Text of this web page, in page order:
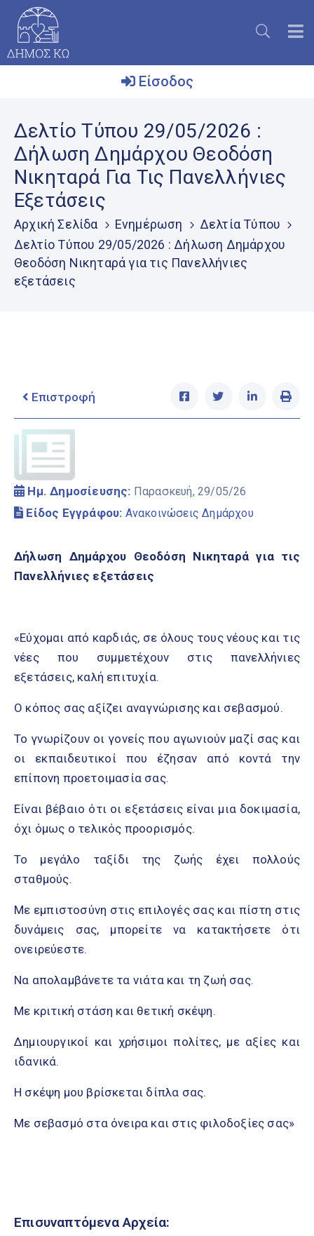
Δήμος
Το
Νησί
Ενημέρωση
Επικοινωνία
Μητρώο
Εθελοντών
Είσοδος
Δελτίο Τύπου 29/05/2026 :
Δήλωση Δημάρχου Θεοδόση
Νικηταρά Για Τις Πανελλήνιες
Εξετάσεις
Αρχική Σελίδα Ενημέρωση
Δελτία Τύπου
Δελτίο Τύπου 29/05/2026 : Δήλωση Δημάρχου
Θεοδόση Νικηταρά για τις Πανελλήνιες
εξετάσεις
Επιστροφή
Ημ. Δημοσίευσης: Παρασκευή, 29/05/26
Είδος Εγγράφου: Ανακοινώσεις Δημάρχου
Δήλωση Δημάρχου Θεοδόση Νικηταρά για τις
Πανελλήνιες εξετάσεις
«Εύχομαι από καρδιάς, σε όλους τους νέους και τις
νέες που συμμετέχουν στις πανελλήνιες
εξετάσεις, καλή επιτυχία.
Ο κόπος σας αξίζει αναγνώρισης και σεβασμού.
Το γνωρίζουν οι γονείς που αγωνιούν μαζί σας και
οι εκπαιδευτικοί που έζησαν από κοντά την
επίπονη προετοιμασία σας.
Είναι βέβαιο ότι οι εξετάσεις είναι μια δοκιμασία,
όχι όμως ο τελικός προορισμός.
Το μεγάλο ταξίδι της ζωής έχει πολλούς
σταθμούς.
Με εμπιστοσύνη στις επιλογές σας και πίστη στις
δυνάμεις σας, μπορείτε να κατακτήσετε ότι
ονειρεύεστε.
Να απολαμβάνετε τα νιάτα και τη ζωή σας.
Με κριτική στάση και θετική σκέψη.
Δημιουργικοί και χρήσιμοι πολίτες, με αξίες και
ιδανικά.
Η σκέψη μου βρίσκεται δίπλα σας.
Με σεβασμό στα όνειρα και στις φιλοδοξίες σας»
Επισυναπτόμενα Αρχεία: